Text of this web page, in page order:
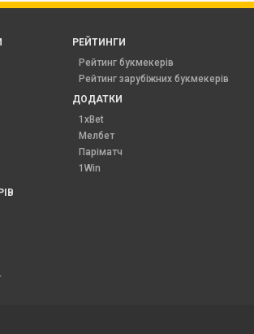
РЕЙТИНГИ
Рейтинг букмекерів
Рейтинг зарубіжних букмекерів
ДОДАТКИ
1xBet
Мелбет
Паріматч
1Win